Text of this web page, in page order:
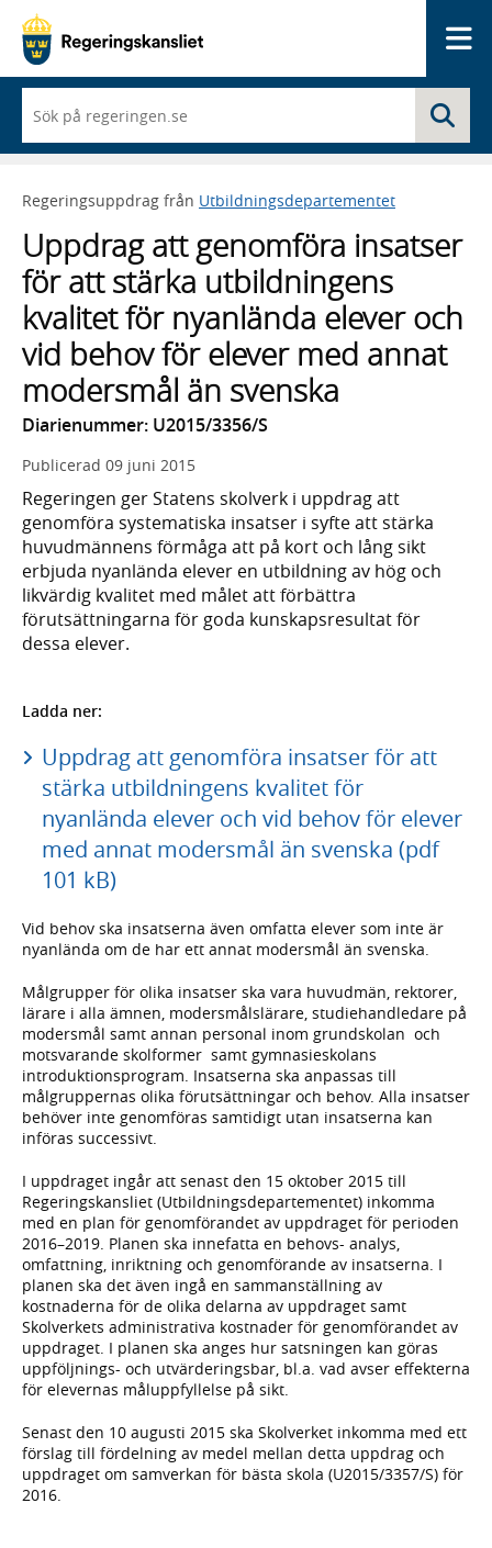
du
börjar
skriva
framträder
lista
med
sökförslag
Regeringsuppdrag från Utbildningsdepartementet
Uppdrag att genomföra insatser
för att stärka utbildningens
kvalitet för nyanlända elever och
vid behov för elever med annat
modersmål än svenska
Diarienummer: U2015/3356/S
Publicerad 09 juni 2015
Regeringen ger Statens skolverk i uppdrag att
genomföra systematiska insatser i syfte att stärka
huvudmännens förmåga att på kort och lång sikt
erbjuda nyanlända elever en utbildning av hög och
likvärdig kvalitet med målet att förbättra
förutsättningarna för goda kunskapsresultat för
dessa elever.
Ladda ner:
Uppdrag att genomföra insatser för att
stärka utbildningens kvalitet för
nyanlända elever och vid behov för elever
med annat modersmål än svenska (pdf
101 kB)
Vid behov ska insatserna även omfatta elever som inte är
nyanlända om de har ett annat modersmål än svenska.
Målgrupper för olika insatser ska vara huvudmän, rektorer,
lärare i alla ämnen, modersmålslärare, studiehandledare på
modersmål samt annan personal inom grundskolan och
motsvarande skolformer samt gymnasieskolans
introduktionsprogram. Insatserna ska anpassas till
målgruppernas olika förutsättningar och behov. Alla insatser
behöver inte genomföras samtidigt utan insatserna kan
införas successivt.
I uppdraget ingår att senast den 15 oktober 2015 till
Regeringskansliet (Utbildningsdepartementet) inkomma
med en plan för genomförandet av uppdraget för perioden
2016–2019. Planen ska innefatta en behovs- analys,
omfattning, inriktning och genomförande av insatserna. I
planen ska det även ingå en sammanställning av
kostnaderna för de olika delarna av uppdraget samt
Skolverkets administrativa kostnader för genomförandet av
uppdraget. I planen ska anges hur satsningen kan göras
uppföljnings- och utvärderingsbar, bl.a. vad avser effekterna
för elevernas måluppfyllelse på sikt.
Senast den 10 augusti 2015 ska Skolverket inkomma med ett
förslag till fördelning av medel mellan detta uppdrag och
uppdraget om samverkan för bästa skola (U2015/3357/S) för
2016.